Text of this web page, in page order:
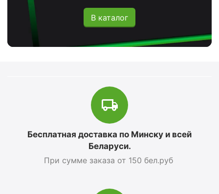
В каталог
Бесплатная доставка по Минску и всей
Беларуси.
При сумме заказа от 150 бел.руб